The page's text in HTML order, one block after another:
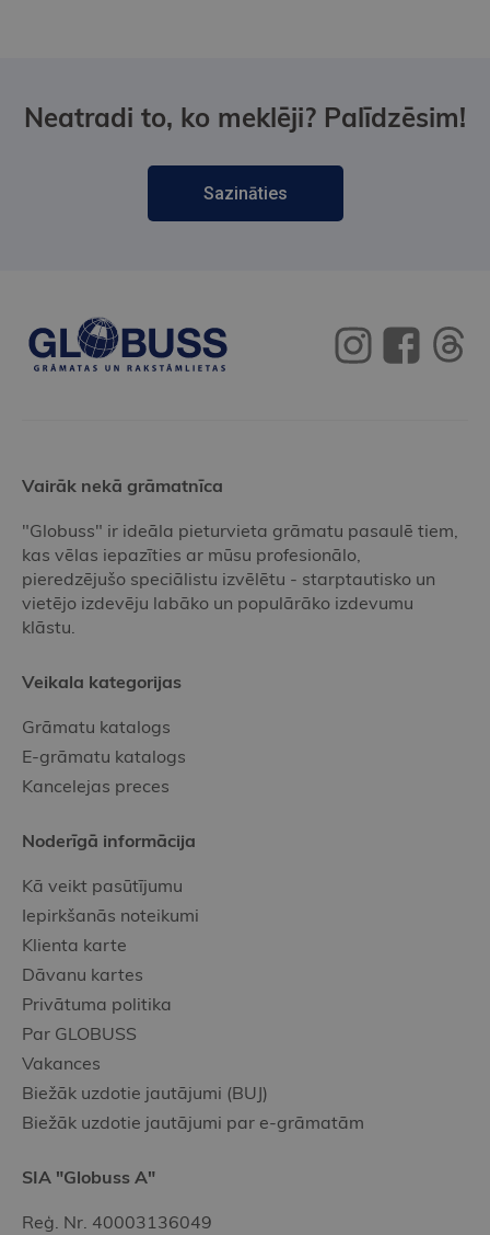
Neatradi to, ko meklēji? Palīdzēsim!
Sazināties
Vairāk nekā grāmatnīca
"Globuss" ir ideāla pieturvieta grāmatu pasaulē tiem,
kas vēlas iepazīties ar mūsu profesionālo,
pieredzējušo speciālistu izvēlētu - starptautisko un
vietējo izdevēju labāko un populārāko izdevumu
klāstu.
Veikala kategorijas
Grāmatu katalogs
E-grāmatu katalogs
Kancelejas preces
Noderīgā informācija
Kā veikt pasūtījumu
Iepirkšanās noteikumi
Klienta karte
Dāvanu kartes
Privātuma politika
Par GLOBUSS
Vakances
Biežāk uzdotie jautājumi (BUJ)
Biežāk uzdotie jautājumi par e-grāmatām
SIA "Globuss A"
Reģ. Nr. 40003136049